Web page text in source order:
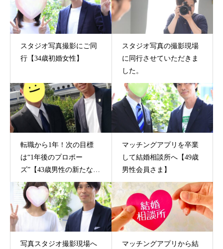
スタジオ写真撮影にご同
行【34歳初婚女性】
スタジオ写真の撮影現場
に同行させていただきま
した。
転職から1年！次の目標
は“1年後のプロポー
ズ”【43歳男性の新たな挑
戦】
マッチングアプリを卒業
して結婚相談所へ【49歳
男性会員さま】
写真スタジオ撮影現場へ
マッチングアプリから結